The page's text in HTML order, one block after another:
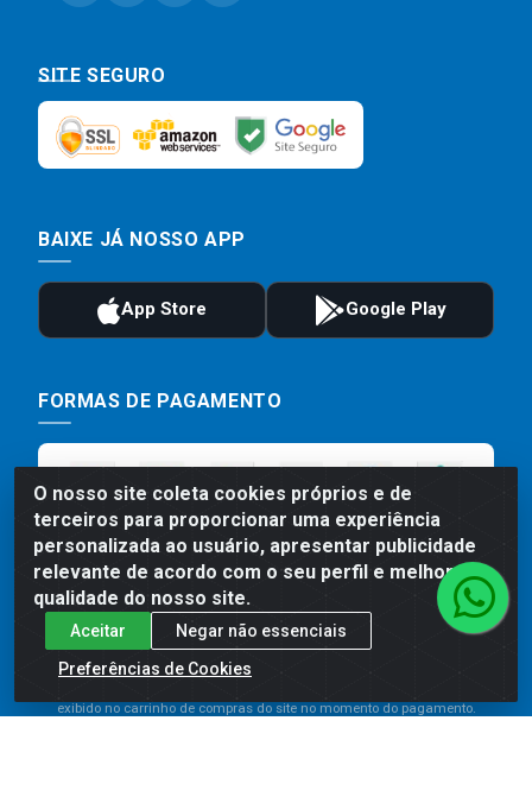
O nosso site coleta cookies próprios e de
terceiros para proporcionar uma experiência
personalizada ao usuário, apresentar publicidade
relevante de acordo com o seu perfil e melhorar a
qualidade do nosso site.
Aceitar
Negar não essenciais
Preferências de Cookies
SITE SEGURO
BAIXE JÁ NOSSO APP
FORMAS DE PAGAMENTO
Preços, promoções, condições de pagamento e frete são válidos
para compras realizadas exclusivamente pelo site. Caso haja
exibido no carrinho de compras do site no momento do pagamento.